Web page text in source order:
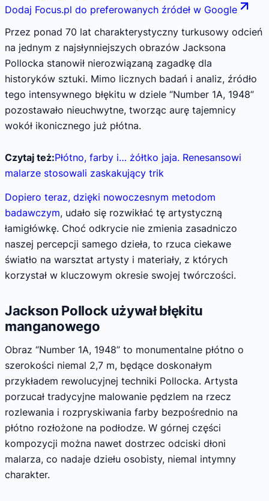
Dodaj Focus.pl do preferowanych źródeł w Google
Przez ponad 70 lat charakterystyczny turkusowy odcień
na jednym z najsłynniejszych obrazów Jacksona
Pollocka stanowił nierozwiązaną zagadkę dla
historyków sztuki. Mimo licznych badań i analiz, źródło
tego intensywnego błękitu w dziele “Number 1A, 1948”
pozostawało nieuchwytne, tworząc aurę tajemnicy
wokół ikonicznego już płótna.
Czytaj też:Płótno, farby i… żółtko jaja. Renesansowi
malarze stosowali zaskakujący trik
Dopiero teraz, dzięki nowoczesnym metodom
badawczym, udało się rozwikłać tę artystyczną
łamigłówkę. Choć odkrycie nie zmienia zasadniczo
naszej percepcji samego dzieła, to rzuca ciekawe
światło na warsztat artysty i materiały, z których
korzystał w kluczowym okresie swojej twórczości.
Jackson Pollock używał błękitu
manganowego
Obraz “Number 1A, 1948” to monumentalne płótno o
szerokości niemal 2,7 m, będące doskonałym
przykładem rewolucyjnej techniki Pollocka. Artysta
porzucał tradycyjne malowanie pędzlem na rzecz
rozlewania i rozpryskiwania farby bezpośrednio na
płótno rozłożone na podłodze. W górnej części
kompozycji można nawet dostrzec odciski dłoni
malarza, co nadaje dziełu osobisty, niemal intymny
charakter.